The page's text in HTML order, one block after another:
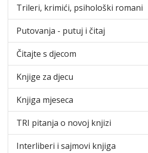
Trileri, krimići, psihološki romani
Putovanja - putuj i čitaj
Čitajte s djecom
Knjige za djecu
Knjiga mjeseca
TRI pitanja o novoj knjizi
Interliberi i sajmovi knjiga